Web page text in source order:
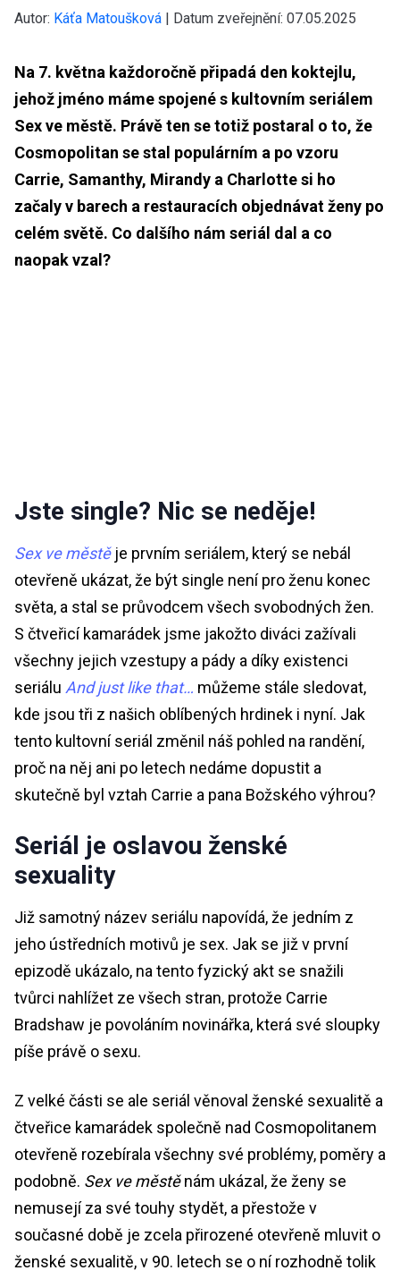
Autor: Káťa Matoušková | Datum zveřejnění: 07.05.2025
Na 7. května každoročně připadá den koktejlu,
jehož jméno máme spojené s kultovním seriálem
Sex ve městě. Právě ten se totiž postaral o to, že
Cosmopolitan se stal populárním a po vzoru
Carrie, Samanthy, Mirandy a Charlotte si ho
začaly v barech a restauracích objednávat ženy po
celém světě. Co dalšího nám seriál dal a co
naopak vzal?
Jste single? Nic se neděje!
Sex ve městěje prvním seriálem, který se nebál
otevřeně ukázat, že být single není pro ženu konec
světa, a stal se průvodcem všech svobodných žen.
S čtveřicí kamarádek jsme jakožto diváci zažívali
všechny jejich vzestupy a pády a díky existenci
seriálu And just like that… můžeme stále sledovat,
kde jsou tři z našich oblíbených hrdinek i nyní. Jak
tento kultovní seriál změnil náš pohled na randění,
proč na něj ani po letech nedáme dopustit a
skutečně byl vztah Carrie a pana Božského výhrou?
Seriál je oslavou ženské
sexuality
Již samotný název seriálu napovídá, že jedním z
jeho ústředních motivů je sex. Jak se již v první
epizodě ukázalo, na tento fyzický akt se snažili
tvůrci nahlížet ze všech stran, protože Carrie
Bradshaw je povoláním novinářka, která své sloupky
píše právě o sexu.
Z velké části se ale seriál věnoval ženské sexualitě a
čtveřice kamarádek společně nad Cosmopolitanem
otevřeně rozebírala všechny své problémy, poměry a
podobně. Sex ve městěnám ukázal, že ženy se
nemusejí za své touhy stydět, a přestože v
současné době je zcela přirozené otevřeně mluvit o
ženské sexualitě, v 90. letech se o ní rozhodně tolik